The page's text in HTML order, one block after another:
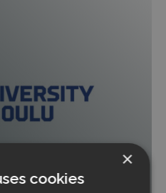
verwandeln: Studie
×
cookies